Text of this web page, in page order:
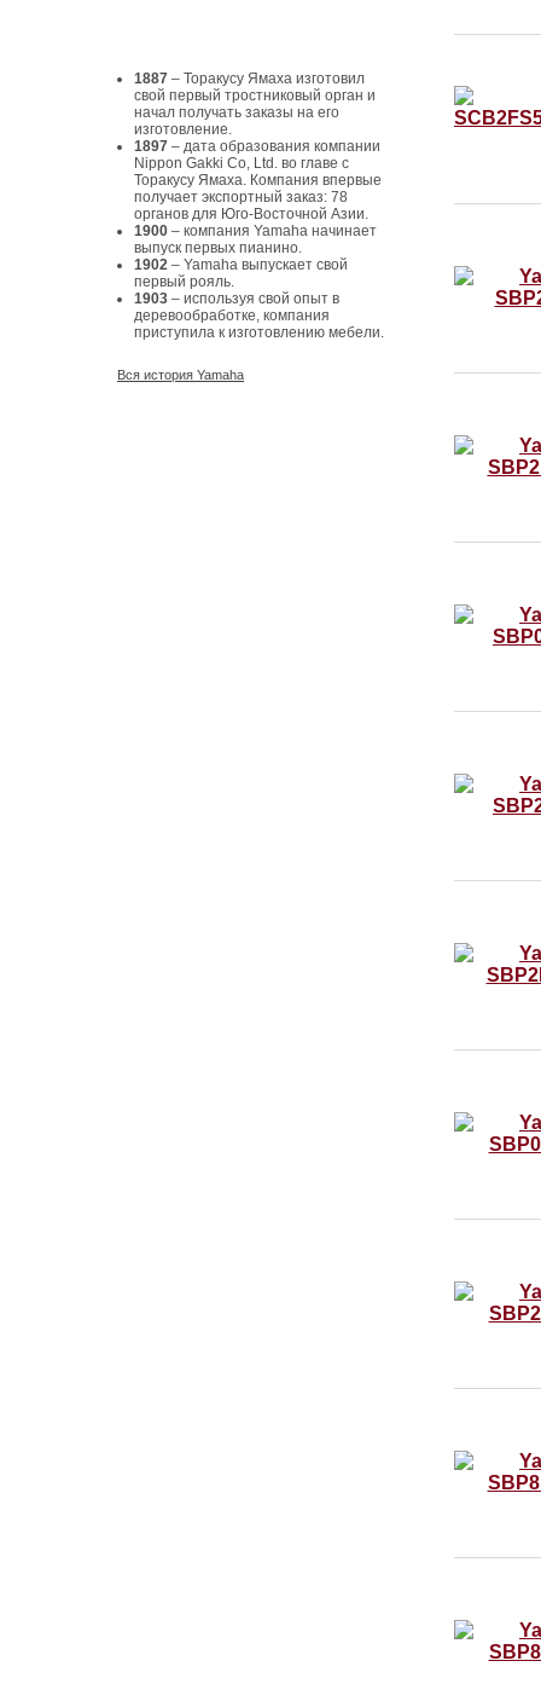
1887 – Торакусу Ямаха изготовил
свой первый тростниковый орган и
начал получать заказы на его
изготовление.
1897 – дата образования компании
Nippon Gakki Co, Ltd. во главе с
Торакусу Ямаха. Компания впервые
получает экспортный заказ: 78
органов для Юго-Восточной Азии.
1900 – компания Yamaha начинает
выпуск первых пианино.
1902 – Yamaha выпускает свой
первый рояль.
1903 – используя свой опыт в
деревообработке, компания
приступила к изготовлению мебели.
Вся история Yamaha